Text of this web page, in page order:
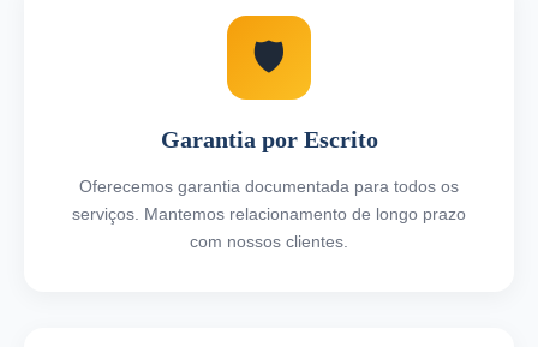
🛡️
Garantia por Escrito
Oferecemos garantia documentada para todos os
serviços. Mantemos relacionamento de longo prazo
com nossos clientes.